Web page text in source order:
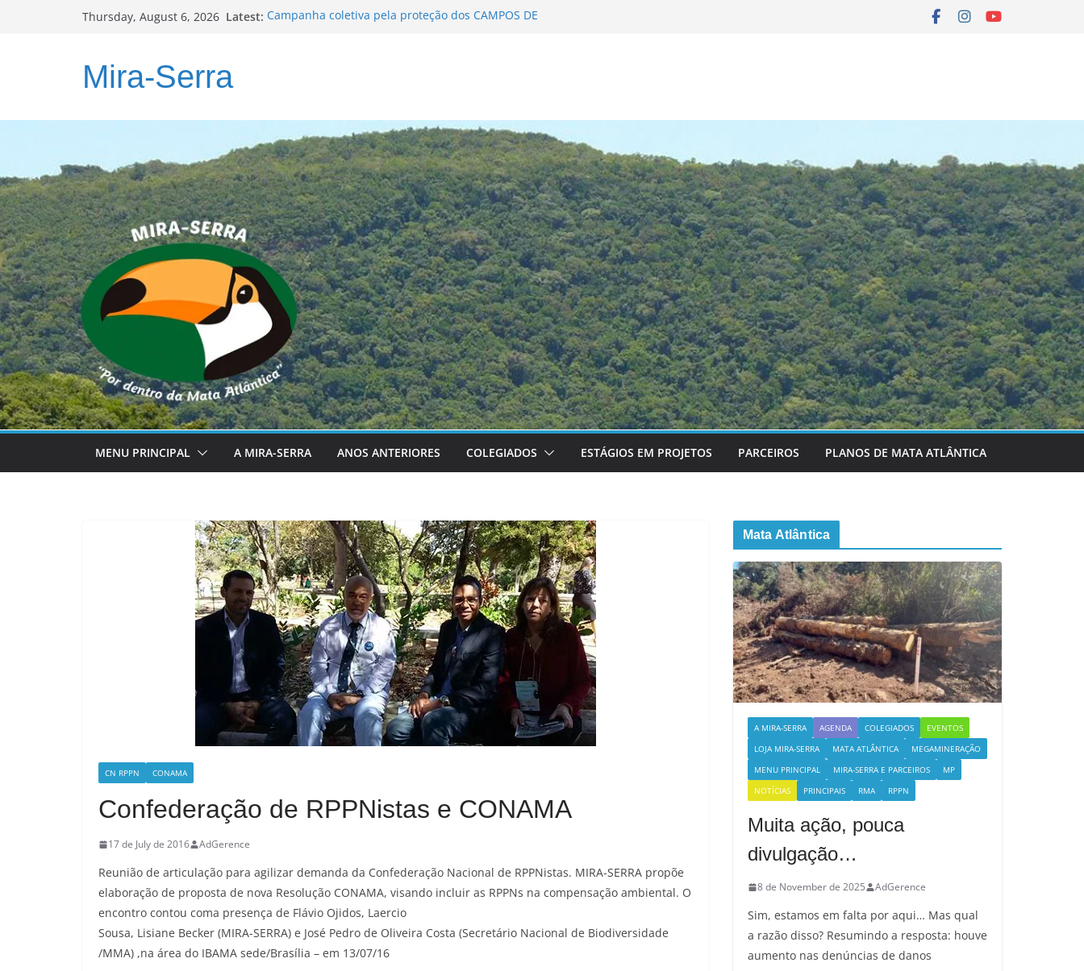
Thursday, August 6, 2026 Latest: Campanha coletiva pela proteção dos CAMPOS DE
Mira-Serra
MENU PRINCIPAL A MIRA-SERRA ANOS ANTERIORES COLEGIADOS ESTÁGIOS EM PROJETOS PARCEIROS PLANOS DE MATA ATLÂNTICA
CN RPPN CONAMA
Confederação de RPPNistas e CONAMA
17 de July de 2016 AdGerence
Reunião de articulação para agilizar demanda da Confederação Nacional de RPPNistas. MIRA-SERRA propõe
elaboração de proposta de nova Resolução CONAMA, visando incluir as RPPNs na compensação ambiental. O
encontro contou coma presença de Flávio Ojidos, Laercio
Sousa, Lisiane Becker (MIRA-SERRA) e José Pedro de Oliveira Costa (Secretário Nacional de Biodiversidade
/MMA) ,na área do IBAMA sede/Brasília – em 13/07/16
Mata Atlântica
A MIRA-SERRA AGENDA COLEGIADOS
EVENTOS
LOJA MIRA-SERRA
MATA ATLÂNTICA
MEGAMINERAÇÃO
MENU PRINCIPAL
MIRA-SERRA E PARCEIROS
MP
NOTÍCIAS
PRINCIPAIS RMA RPPN
Muita ação, pouca
divulgação…
8 de November de 2025 AdGerence
Sim, estamos em falta por aqui… Mas qual
a razão disso? Resumindo a resposta: houve
aumento nas denúncias de danos